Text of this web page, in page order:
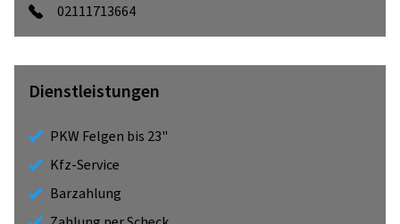
02111713664
Dienstleistungen
PKW Felgen bis 23"
Kfz-Service
Barzahlung